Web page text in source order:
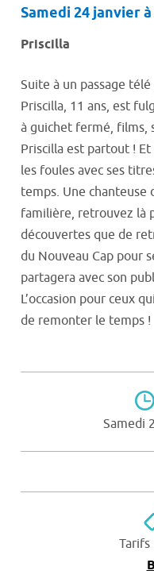
Samedi 24 janvier
Priscilla
Suite à un passage
Priscilla, 11 ans, est
à guichet fermé, films,
Priscilla est partout !
les foules avec ses
temps. Une chanteuse
familière, retrouvez là
découvertes que de
du Nouveau Cap pour
partagera avec son
L’occasion pour ceux
de remonter le temps !
Samedi
Tarifs